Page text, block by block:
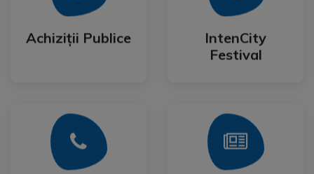
Achiziții Publice
Achiziții Publice
IntenCity
Festival
IntenCity
Festival
Mai Mult Mai Mult